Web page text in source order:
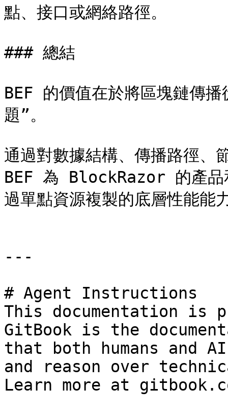
點、接口或網絡路徑。
### 總結
BEF 的價值在於將區塊鏈傳
題”。
通過對數據結構、傳播路徑、
BEF 為 BlockRazor 的產品
過單點資源複製的底層性能能
---
# Agent Instructions
This documentation is
GitBook is the
that both humans and
and reason over
Learn more at